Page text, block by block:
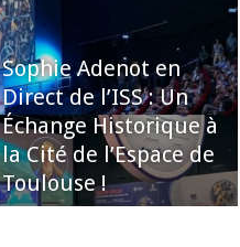
Sophie Adenot en
Direct de l’ISS : Un
Échange Historique à
la Cité de l’Espace de
Toulouse !